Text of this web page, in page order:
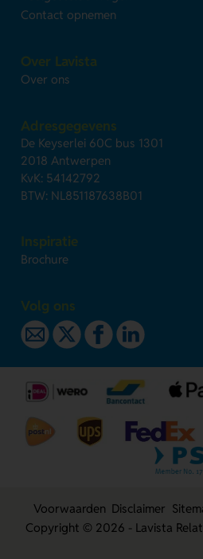
Contact opnemen
Over Lavista
Over ons
Adresgegevens
De Keyserlei 60C bus 1301
2018 Antwerpen
KvK: 54142792
BTW: NL851187638B01
Inspiratie
Brochure
Volg ons
Voorwaarden Disclaimer
Copyright © 2026 - Lavista